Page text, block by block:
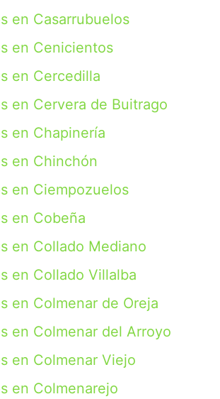
en Casarrubuelos
en Cenicientos
en Cercedilla
en Cervera de Buitrago
en Chapinería
en Chinchón
en Ciempozuelos
en Cobeña
en Collado Mediano
en Collado Villalba
en Colmenar de Oreja
en Colmenar del Arroyo
en Colmenar Viejo
en Colmenarejo